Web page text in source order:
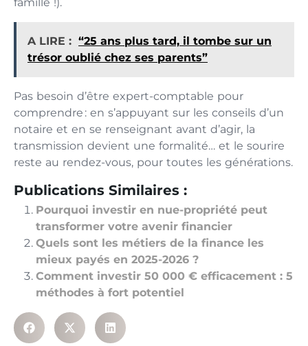
A LIRE : “25 ans plus tard, il tombe sur un
trésor oublié chez ses parents”
Pas besoin d’être expert-comptable pour
comprendre : en s’appuyant sur les conseils d’un
notaire et en se renseignant avant d’agir, la
transmission devient une formalité… et le sourire
reste au rendez-vous, pour toutes les générations.
Publications Similaires :
Pourquoi investir en nue-propriété peut
transformer votre avenir financier
Quels sont les métiers de la finance les
mieux payés en 2025-2026 ?
Comment investir 50 000 € efficacement : 5
méthodes à fort potentiel